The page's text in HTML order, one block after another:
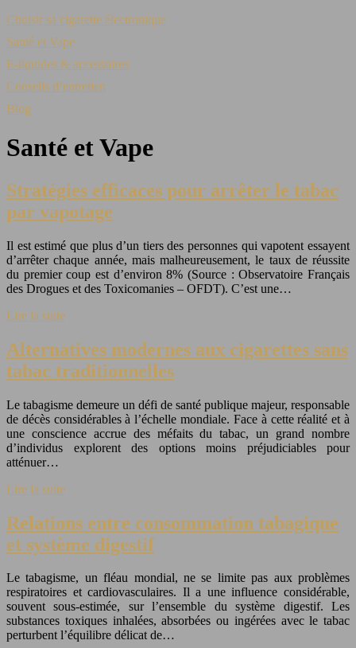
Choisir sa cigarette électronique
Santé et Vape
E-liquides & accessoires
Conseils d’entretien
Blog
Santé et Vape
Stratégies efficaces pour arrêter le tabac
par vapotage
Il est estimé que plus d’un tiers des personnes qui vapotent essayent
d’arrêter chaque année, mais malheureusement, le taux de réussite
du premier coup est d’environ 8% (Source : Observatoire Français
des Drogues et des Toxicomanies – OFDT). C’est une…
Lire la suite
Alternatives modernes aux cigarettes sans
tabac traditionnelles
Le tabagisme demeure un défi de santé publique majeur, responsable
de décès considérables à l’échelle mondiale. Face à cette réalité et à
une conscience accrue des méfaits du tabac, un grand nombre
d’individus explorent des options moins préjudiciables pour
atténuer…
Lire la suite
Relations entre consommation tabagique
et système digestif
Le tabagisme, un fléau mondial, ne se limite pas aux problèmes
respiratoires et cardiovasculaires. Il a une influence considérable,
souvent sous-estimée, sur l’ensemble du système digestif. Les
substances toxiques inhalées, absorbées ou ingérées avec le tabac
perturbent l’équilibre délicat de…